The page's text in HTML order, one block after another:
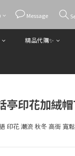
Message
精品代購✨
亭印花加絨
印花 潮流 秋冬 高街 寬